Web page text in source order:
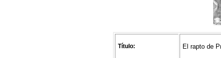
Título: El rapto de